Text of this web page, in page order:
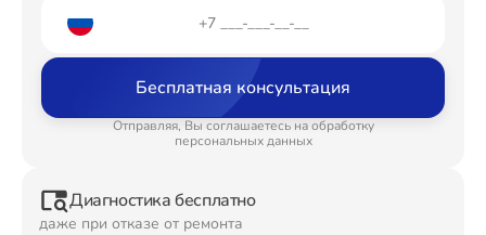
Бесплатная консультация
Отправляя, Вы соглашаетесь на обработку
персональных данных
Диагностика бесплатно
даже при отказе от ремонта
Ремонт Планшетов
Ремонт Видеокамер